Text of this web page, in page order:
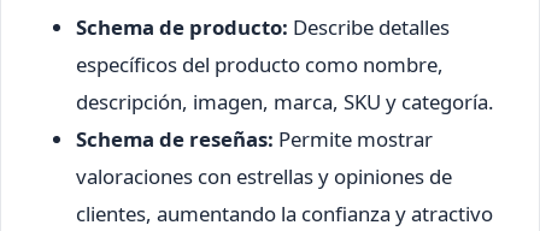
Schema de producto: Describe detalles
específicos del producto como nombre,
descripción, imagen, marca, SKU y categoría.
Schema de reseñas: Permite mostrar
valoraciones con estrellas y opiniones de
clientes, aumentando la confianza y atractivo